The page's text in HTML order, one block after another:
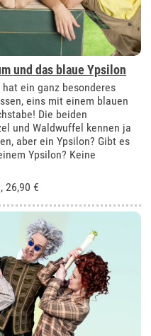
und das blaue Ypsilon
hat ein ganz besonderes
eins mit einem blauen
Die beiden
und Waldwuffel kennen ja
aber ein Ypsilon? Gibt es
Ypsilon? Keine
, 26,90 €